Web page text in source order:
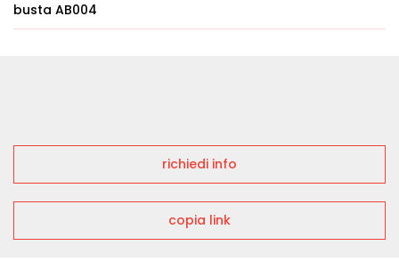
busta AB004
richiedi info
copia link